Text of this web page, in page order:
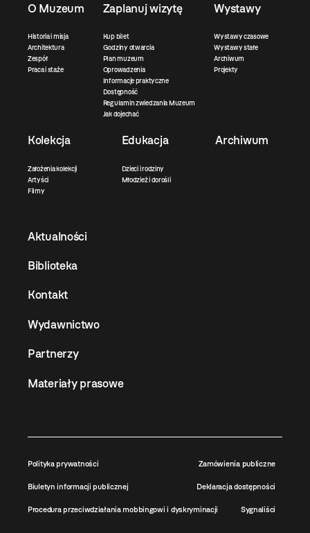
O Muzeum
Historia i misja
Architektura
Zespół
Praca i staże
Zaplanuj wizytę
Kup bilet
Godziny otwarcia
Plan muzeum
Oprowadzenia
Informacje praktyczne
Dostępność
Regulamin zwiedzania Muzeum
Jak dojechać
Wystawy
Wystawy czasowe
Wystawy stałe
Archiwum
Projekty
Kolekcja
Założenia kolekcji
Artyści
Filmy
Edukacja
Dzieci i rodziny
Młodzież i dorośli
Archiwum
Aktualności
Biblioteka
Kontakt
Wydawnictwo
Partnerzy
Materiały prasowe
Polityka prywatności Zamówienia publiczne
Biuletyn informacji publicznej Deklaracja dostępności
Procedura przeciwdziałania mobbingowi i dyskryminacji Sygnaliści